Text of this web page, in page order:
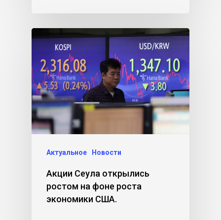
Актуальное Новости
Акции Сеула открылись
ростом на фоне роста
экономики США.